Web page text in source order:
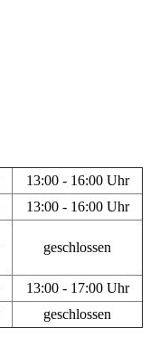
13:00 - 16:00 Uhr
13:00 - 16:00 Uhr
geschlossen
13:00 - 17:00 Uhr
geschlossen